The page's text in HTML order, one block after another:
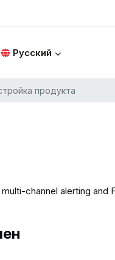
Русский
продукта
channel alerting and